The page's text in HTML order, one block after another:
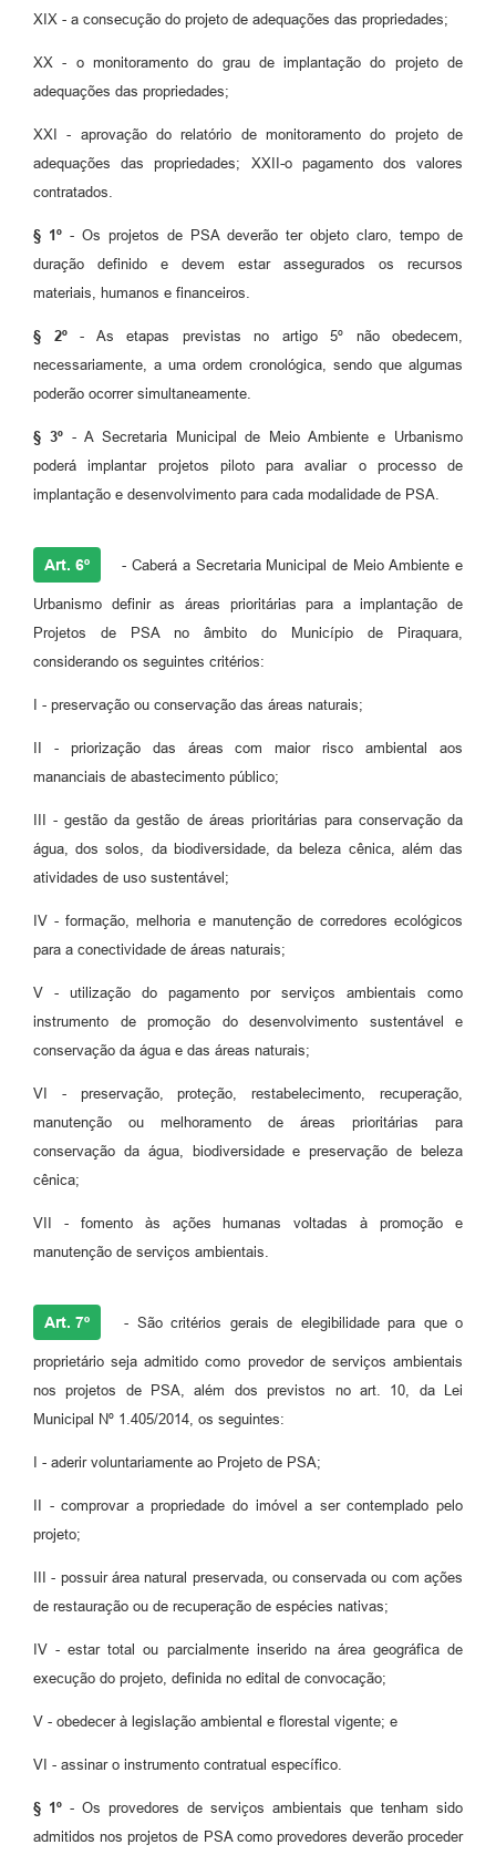
XIX - a consecução do projeto de adequações das propriedades;
XX - o monitoramento do grau de implantação do projeto de
adequações das propriedades;
XXI - aprovação do relatório de monitoramento do projeto de
adequações das propriedades; XXII-o pagamento dos valores
contratados.
§ 1º - Os projetos de PSA deverão ter objeto claro, tempo de
duração definido e devem estar assegurados os recursos
materiais, humanos e financeiros.
§ 2º- As etapas previstas no artigo 5º não obedecem,
necessariamente, a uma ordem cronológica, sendo que algumas
poderão ocorrer simultaneamente.
§ 3º- A Secretaria Municipal de Meio Ambiente e Urbanismo
poderá implantar projetos piloto para avaliar o processo de
implantação e desenvolvimento para cada modalidade de PSA.
Art. 6º - Caberá a Secretaria Municipal de Meio Ambiente e
Urbanismo definir as áreas prioritárias para a implantação de
Projetos de PSA no âmbito do Município de Piraquara,
considerando os seguintes critérios:
I - preservação ou conservação das áreas naturais;
II - priorização das áreas com maior risco ambiental aos
mananciais de abastecimento público;
III - gestão da gestão de áreas prioritárias para conservação da
água, dos solos, da biodiversidade, da beleza cênica, além das
atividades de uso sustentável;
IV - formação, melhoria e manutenção de corredores ecológicos
para a conectividade de áreas naturais;
V - utilização do pagamento por serviços ambientais como
instrumento de promoção do desenvolvimento sustentável e
conservação da água e das áreas naturais;
VI - preservação, proteção, restabelecimento, recuperação,
manutenção ou melhoramento de áreas prioritárias para
conservação da água, biodiversidade e preservação de beleza
cênica;
VII - fomento às ações humanas voltadas à promoção e
manutenção de serviços ambientais.
Art. 7º - São critérios gerais de elegibilidade para que o
proprietário seja admitido como provedor de serviços ambientais
nos projetos de PSA, além dos previstos no art. 10, da Lei
Municipal Nº 1.405/2014, os seguintes:
I - aderir voluntariamente ao Projeto de PSA;
II - comprovar a propriedade do imóvel a ser contemplado pelo
projeto;
III - possuir área natural preservada, ou conservada ou com ações
de restauração ou de recuperação de espécies nativas;
IV - estar total ou parcialmente inserido na área geográfica de
execução do projeto, definida no edital de convocação;
V - obedecer à legislação ambiental e florestal vigente; e
VI - assinar o instrumento contratual específico.
§ 1º - Os provedores de serviços ambientais que tenham sido
admitidos nos projetos de PSA como provedores deverão proceder